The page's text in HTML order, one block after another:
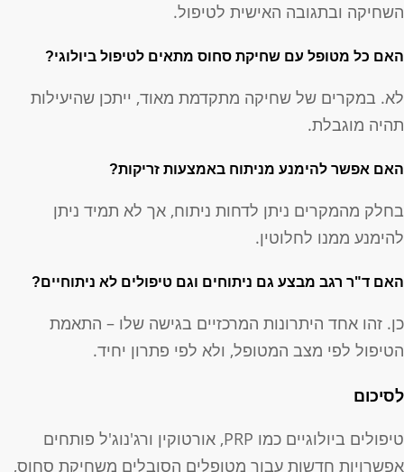
השחיקה ובתגובה האישית לטיפול.
האם כל מטופל עם שחיקת סחוס מתאים לטיפול ביולוגי?
לא. במקרים של שחיקה מתקדמת מאוד, ייתכן שהיעילות
תהיה מוגבלת.
האם אפשר להימנע מניתוח באמצעות זריקות?
בחלק מהמקרים ניתן לדחות ניתוח, אך לא תמיד ניתן
להימנע ממנו לחלוטין.
האם ד"ר רגב מבצע גם ניתוחים וגם טיפולים לא ניתוחיים?
כן. זהו אחד היתרונות המרכזיים בגישה שלו – התאמת
הטיפול לפי מצב המטופל, ולא לפי פתרון יחיד.
לסיכום
טיפולים ביולוגיים כמו PRP, אורטוקין ורג'נוג'ל פותחים
אפשרויות חדשות עבור מטופלים הסובלים משחיקת סחוס,